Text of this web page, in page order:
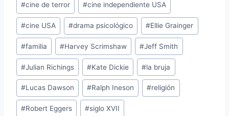
la
entrada:
#cine de terror #cine independiente USA
#cine USA #drama psicológico #Ellie Grainger
#familia #Harvey Scrimshaw #Jeff Smith
#Julian Richings #Kate Dickie #la bruja
#Lucas Dawson #Ralph Ineson #religión
#Robert Eggers #siglo XVII